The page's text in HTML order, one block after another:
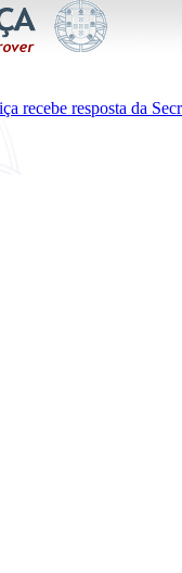
recebe resposta da